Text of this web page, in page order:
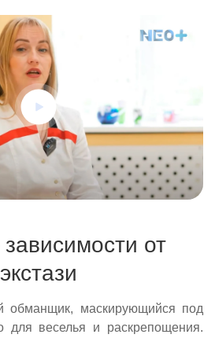
от
экстази
обманщик, маскирующийся под
для веселья и раскрепощения.